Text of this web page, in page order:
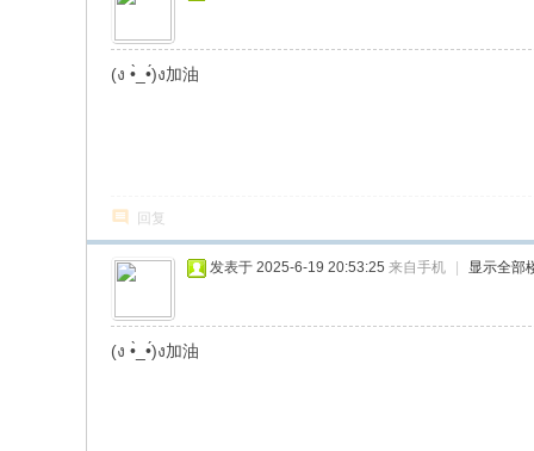
(ง •̀_•́)ง加油
回复
发表于 2025-6-19 20:53:25 来自手机 显示全部
(ง •̀_•́)ง加油